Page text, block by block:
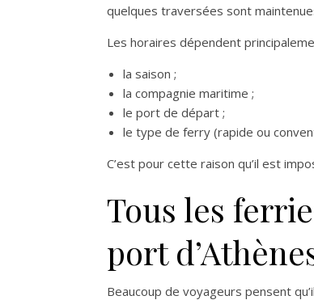
quelques traversées sont
Les horaires dépendent
la saison ;
la compagnie maritime ;
le port de départ ;
le type de ferry (rapide ou
C’est pour cette raison qu’il est
Tous les
port
Beaucoup de voyageurs pensent